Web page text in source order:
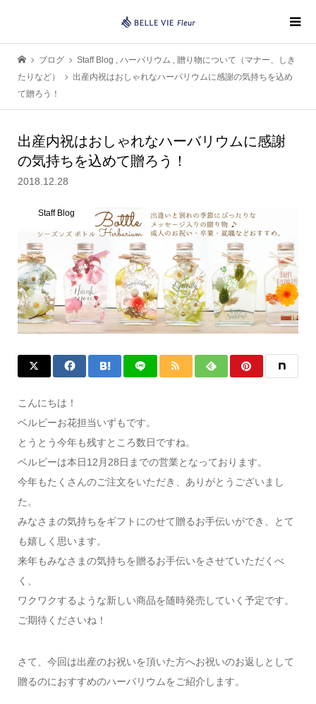
ブログ Staff Blog , ハーバリウム , 贈り物について（マナー、しき
たりなど）
出産内祝はおしゃれなハーバリウムに感謝の気持ちを込め
て贈ろう！
出産内祝はおしゃれなハーバリウムに感謝
の気持ちを込めて贈ろう！
2018.12.28
Staff Blog
こんにちは！
ベルビーお花担当いずもです。
とうとう今年も残すところ数日ですね。
ベルビーは本日12月28日までの営業となっております。
今年もたくさんのご注文をいただき、ありがとうございまし
た。
みなさまの気持ちをギフトにのせて贈るお手伝いができ、とて
も嬉しく思います。
来年もみなさまの気持ちを贈るお手伝いをさせていただくべ
く、
ワクワクするような新しい商品を随時発売していく予定です。
ご期待くださいね！
さて、今回は出産のお祝いを頂いた方へお祝いのお返しとして
贈るのにおすすめのハーバリウムをご紹介します。